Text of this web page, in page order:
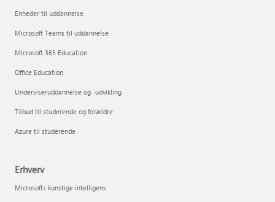
Enheder til uddannelse
Microsoft Teams til uddannelse
Microsoft 365 Education
Office Education
Underviseruddannelse og -udvikling
Tilbud til studerende og forældre
Azure til studerende
Erhverv
Microsofts kunstige intelligens